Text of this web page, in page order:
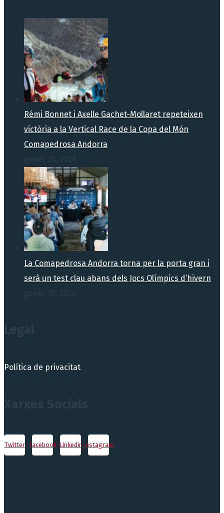
Rémi Bonnet i Axelle Gachet-Mollaret repeteixen
victòria a la Vertical Race de la Copa del Món
Comapedrosa Andorra
La Comapedrosa Andorra torna per la porta gran i
serà un test clau abans dels Jocs Olímpics d’hivern
Política de privacitat
Twitter Facebook Linkedin Instagram